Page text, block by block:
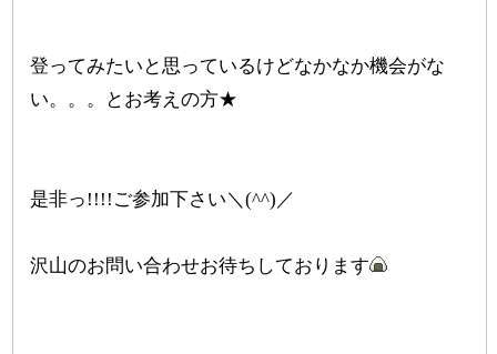
登ってみたいと思っているけどなかなか機会がな
い。。。とお考えの方★
是非っ!!!!ご参加下さい＼(^^)／
沢山のお問い合わせお待ちしております